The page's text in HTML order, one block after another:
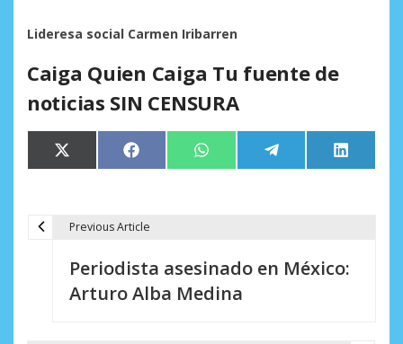
Lideresa social Carmen Iribarren
Caiga Quien Caiga Tu fuente de
noticias SIN CENSURA
Compartir
en
X
(Twitter)
Compartir
en
Facebook Compartir
en
WhatsApp Compartir
en
Telegram
en
LinkedIn
Previous Article
Periodista asesinado en México:
Arturo Alba Medina